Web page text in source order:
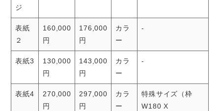
ジ
表紙
２
160,000
円
176,000
円
カラ
ー
-
表紙3
130,000
円
143,000
円
カラ
ー
-
表紙4
270,000
円
297,000
円
カラ
ー
特殊サイズ（枠
W180 X